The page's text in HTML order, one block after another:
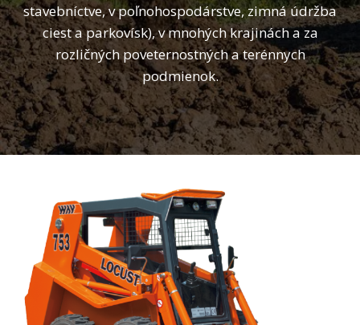
stavebníctve, v poľnohospodárstve, zimná údržba
ciest a parkovísk), v mnohých krajinách a za
rozličných poveternostných a terénnych
podmienok.